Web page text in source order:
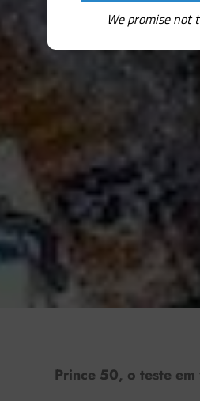
Prince 50, o teste em
We promise not